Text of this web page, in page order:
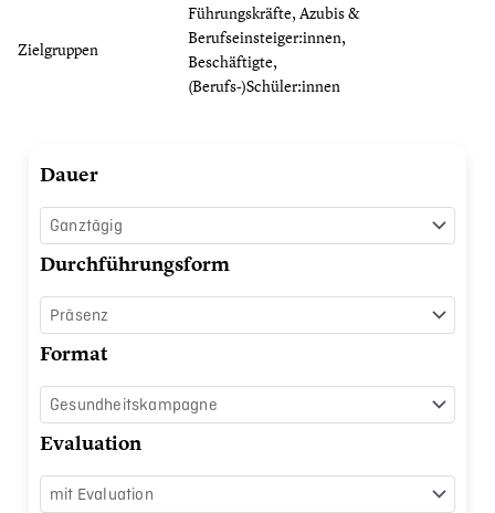
Zielgruppen
Führungskräfte, Azubis &
Berufseinsteiger:innen,
Beschäftigte,
(Berufs-)Schüler:innen
Dauer
Durchführungsform
Format
Evaluation
Stress
Menge